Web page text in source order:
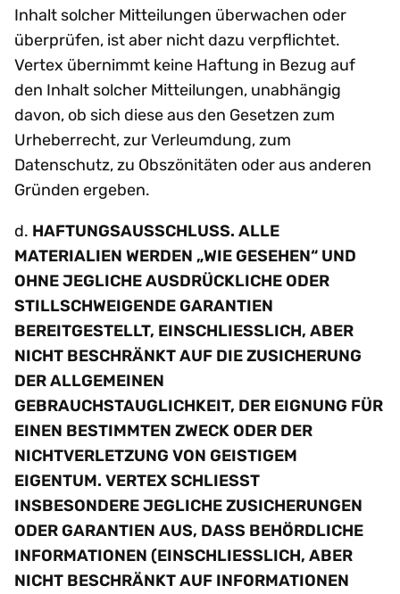
Inhalt solcher Mitteilungen überwachen oder
überprüfen, ist aber nicht dazu verpflichtet.
Vertex übernimmt keine Haftung in Bezug auf
den Inhalt solcher Mitteilungen, unabhängig
davon, ob sich diese aus den Gesetzen zum
Urheberrecht, zur Verleumdung, zum
Datenschutz, zu Obszönitäten oder aus anderen
Gründen ergeben.
d. HAFTUNGSAUSSCHLUSS. ALLE
MATERIALIEN WERDEN „WIE GESEHEN“ UND
OHNE JEGLICHE AUSDRÜCKLICHE ODER
STILLSCHWEIGENDE GARANTIEN
BEREITGESTELLT, EINSCHLIESSLICH, ABER
NICHT BESCHRÄNKT AUF DIE ZUSICHERUNG
DER ALLGEMEINEN
GEBRAUCHSTAUGLICHKEIT, DER EIGNUNG FÜR
EINEN BESTIMMTEN ZWECK ODER DER
NICHTVERLETZUNG VON GEISTIGEM
EIGENTUM. VERTEX SCHLIESST
INSBESONDERE JEGLICHE ZUSICHERUNGEN
ODER GARANTIEN AUS, DASS BEHÖRDLICHE
INFORMATIONEN (EINSCHLIESSLICH, ABER
NICHT BESCHRÄNKT AUF INFORMATIONEN